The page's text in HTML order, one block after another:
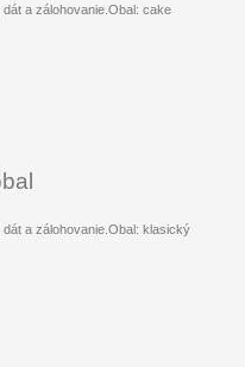
a zálohovanie.Obal: cake
a zálohovanie.Obal: klasický